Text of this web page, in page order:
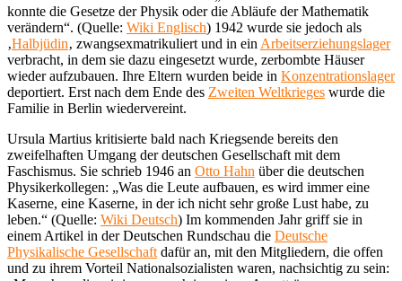
konnte die Gesetze der Physik oder die Abläufe der Mathematik
verändern“. (Quelle: Wiki Englisch) 1942 wurde sie jedoch als
‚Halbjüdin‚ zwangsexmatrikuliert und in ein Arbeitserziehungslager
verbracht, in dem sie dazu eingesetzt wurde, zerbombte Häuser
wieder aufzubauen. Ihre Eltern wurden beide in Konzentrationslager
deportiert. Erst nach dem Ende des Zweiten Weltkrieges wurde die
Familie in Berlin wiedervereint.
Ursula Martius kritisierte bald nach Kriegsende bereits den
zweifelhaften Umgang der deutschen Gesellschaft mit dem
Faschismus. Sie schrieb 1946 an Otto Hahn über die deutschen
Physikerkollegen: „Was die Leute aufbauen, es wird immer eine
Kaserne, eine Kaserne, in der ich nicht sehr große Lust habe, zu
leben.“ (Quelle: Wiki Deutsch) Im kommenden Jahr griff sie in
einem Artikel in der Deutschen Rundschau die Deutsche
Physikalische Gesellschaft dafür an, mit den Mitgliedern, die offen
und zu ihrem Vorteil Nationalsozialisten waren, nachsichtig zu sein: